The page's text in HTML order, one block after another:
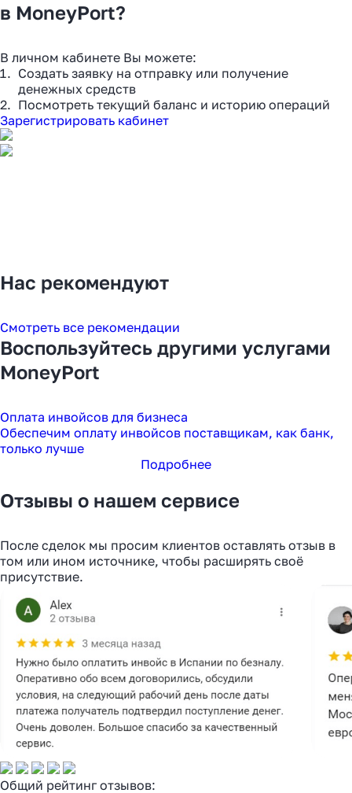
в MoneyPort?
В личном кабинете Вы можете:
Создать заявку на отправку или получение
денежных средств
Посмотреть текущий баланс и историю операций
Зарегистрировать кабинет
Нас рекомендуют
Смотреть все рекомендации
Воспользуйтесь другими услугами
MoneyPort
Оплата инвойсов для бизнеса
Обеспечим оплату инвойсов поставщикам, как банк,
только лучше
Подробнее
Отзывы о нашем сервисе
После сделок мы просим клиентов оставлять отзыв в
том или ином источнике, чтобы расширять своё
присутствие.
Общий рейтинг отзывов: